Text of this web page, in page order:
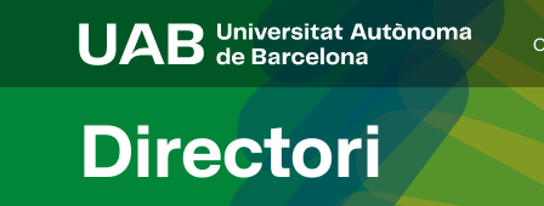
I
d
i
a
Directori